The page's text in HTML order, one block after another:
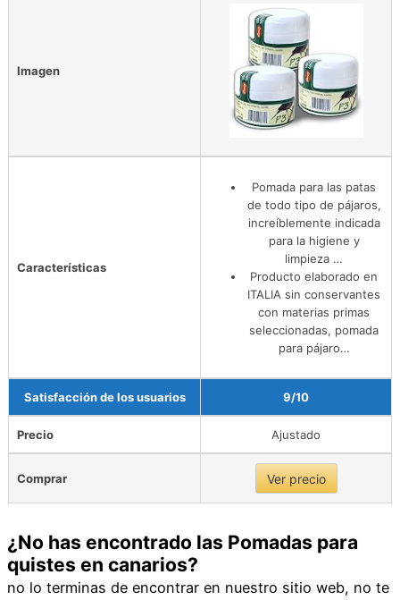
Imagen
Características
Pomada para las patas
de todo tipo de pájaros,
increíblemente indicada
para la higiene y
limpieza …
Producto elaborado en
ITALIA sin conservantes
con materias primas
seleccionadas, pomada
para pájaro…
Satisfacción de los usuarios 9/10
Precio Ajustado
Comprar Ver precio
¿No has encontrado las Pomadas para
quistes en canarios?
no lo terminas de encontrar en nuestro sitio web, no te